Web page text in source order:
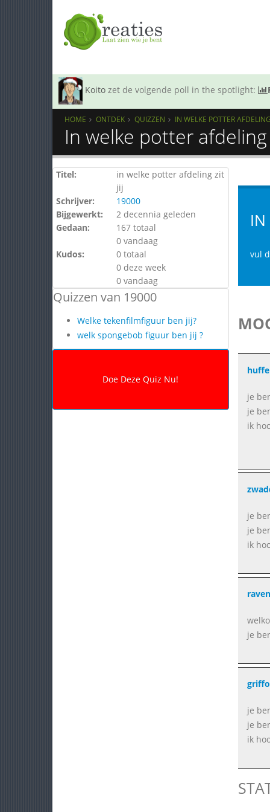
Koito zet de volgende poll in the spotlight:
HOME ONTDEK QUIZZEN IN WELKE POTTER
In welke potter
Titel:
in welke potter afdeling zit
jij
Schrijver:
19000
Bijgewerkt:
2 decennia geleden
Gedaan:
167 totaal
0 vandaag
Kudos:
0 totaal
0 deze week
0 vandaag
Quizzen van 19000
Welke tekenfilmfiguur ben jij?
welk spongebob figuur ben jij ?
IN
vul
je
je
ik
je
je
ik
je
je
je
ik